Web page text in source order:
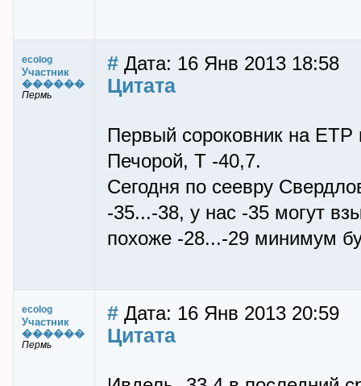
ecolog
Участник
������
Пермь
# Дата: 16 Янв 2013 18:58
Цитата
Первый сороковник на
Печорой, Т -40,7.
Сегодня по сеевру
-35...-38, у нас -35 могут
похоже -28...-29 минимум
ecolog
Участник
������
Пермь
# Дата: 16 Янв 2013 20:59
Цитата